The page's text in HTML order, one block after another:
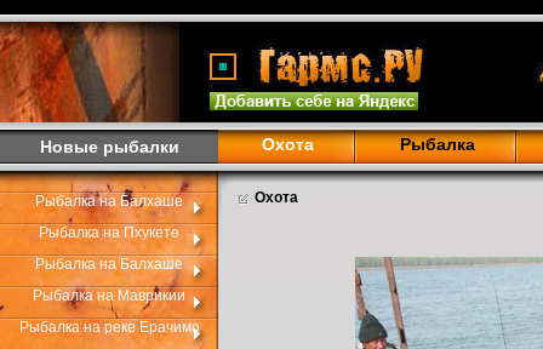
Новые рыбалки Охота Рыбалка
Рыбалка на Балхаше
Рыбалка на Пхукете
Рыбалка на Балхаше
Рыбалка на Маврикии
Рыбалка на реке Ерачимо
Охота